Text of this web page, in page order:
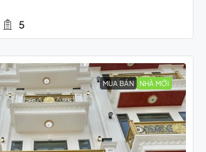
5
MUA BÁN NHÀ MỚI